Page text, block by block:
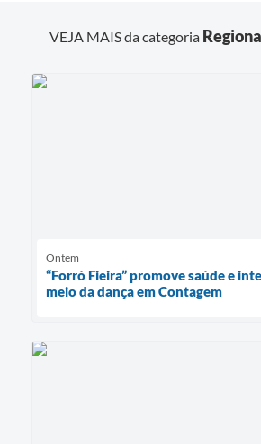
VEJA MAIS da categoria
Ontem
“Forró Fieira” promove saúde e
meio da dança em Contagem